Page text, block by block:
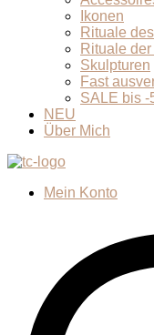
Ikonen
Rituale
Rituale
Skulpturen
Fast
SALE bis -
NEU
Über Mich
Mein Konto